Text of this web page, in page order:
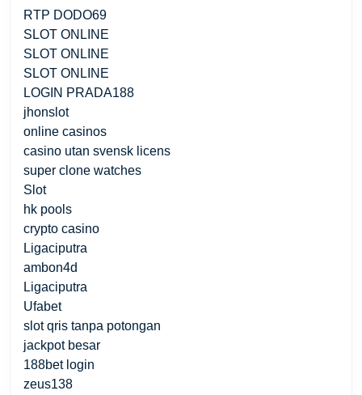
RTP DODO69
SLOT ONLINE
SLOT ONLINE
SLOT ONLINE
LOGIN PRADA188
jhonslot
online casinos
casino utan svensk licens
super clone watches
Slot
hk pools
crypto casino
Ligaciputra
ambon4d
Ligaciputra
Ufabet
slot qris tanpa potongan
jackpot besar
188bet login
zeus138